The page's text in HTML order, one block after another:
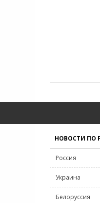
НОВОСТИ ПО
Россия
Украина
Белоруссия